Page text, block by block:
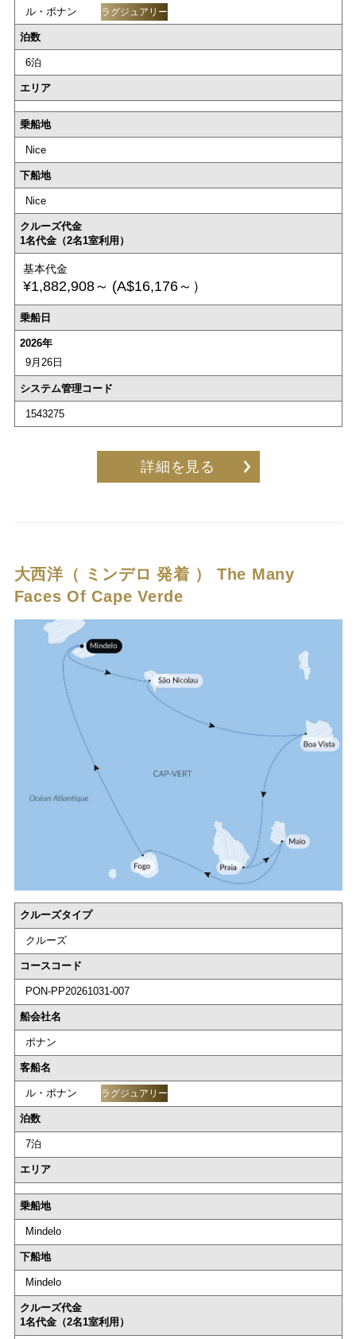
ル・ポナン ラグジュアリー
泊数
6泊
エリア
乗船地
Nice
下船地
Nice
クルーズ代金
1名代金（2名1室利用）
基本代金
¥1,882,908～ (A$16,176～）
乗船日
2026年
9月26日
システム管理コード
1543275
詳細を見る
大西洋（ ミンデロ 発着 ） The Many
Faces Of Cape Verde
クルーズタイプ
クルーズ
コースコード
PON-PP20261031-007
船会社名
ポナン
客船名
ル・ポナン ラグジュアリー
泊数
7泊
エリア
乗船地
Mindelo
下船地
Mindelo
クルーズ代金
1名代金（2名1室利用）